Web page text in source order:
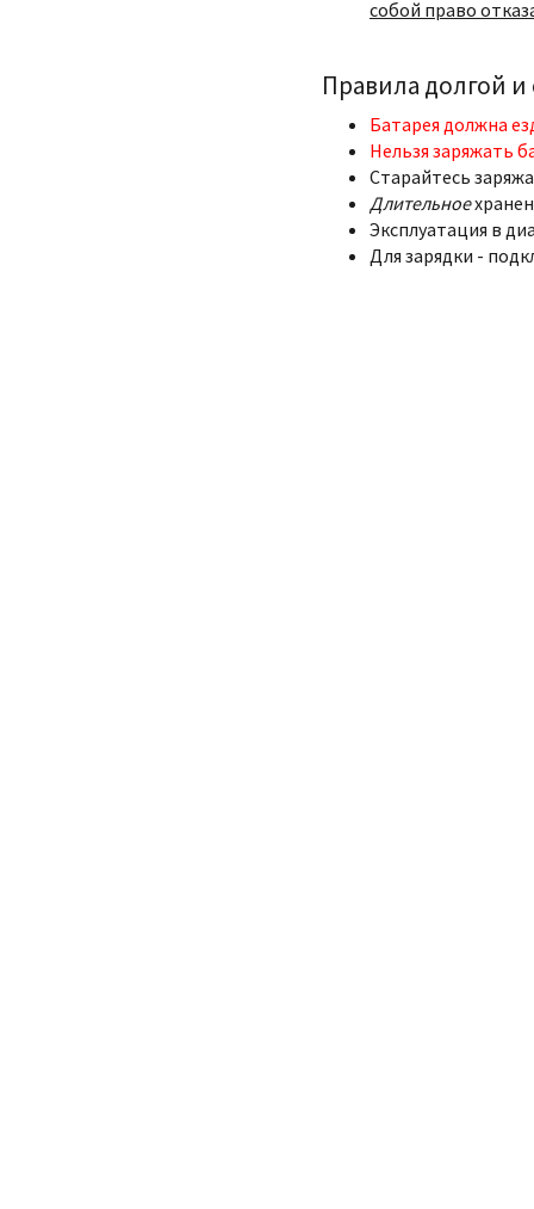
собой право
Правила долгой
Батарея должна
Нельзя заряжать
Старайтесь
Длительное
Эксплуатация в
Для зарядки -